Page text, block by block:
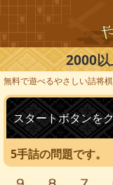
2000
無料で遊べるやさしい詰将棋
スタートボタンを
5手詰の問題です。